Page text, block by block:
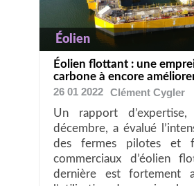
Éolien
Éolien flottant : une
carbone à encore
26 01 2022
ClémentCygler
Un rapport
décembre, a évalué
des fermes pilotes et
commerciaux d’éolien
dernière est fortement